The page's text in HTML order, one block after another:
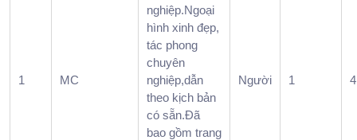
1 MC
nghiệp.Ngoại
hình xinh đẹp,
tác phong
chuyên
nghiệp,dẫn
theo kịch bản
có sẵn.Đã
bao gồm trang
Người 1